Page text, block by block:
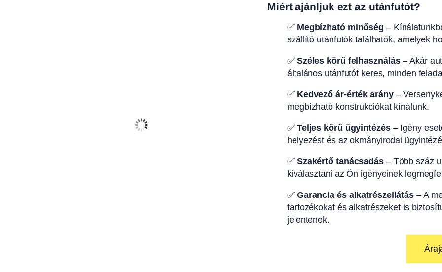
Miért ajánljuk ezt az utánfutót?
✅ Megbízható minőség –
szállító utánfutók találhatók, amelyek
✅ Széles körű felhasználás– Akár
általános utánfutót keres, minden
✅ Kedvező ár-érték arány–
megbízható konstrukciókat kínálunk.
✅ Teljes körű ügyintézés– Igény
helyezést és az okmányirodai
✅ Szakértő tanácsadás– Több száz
kiválasztani az Ön igényeinek
✅ Garancia és alkatrészellátás – A
tartozékokat és alkatrészeket is
jelentenek.